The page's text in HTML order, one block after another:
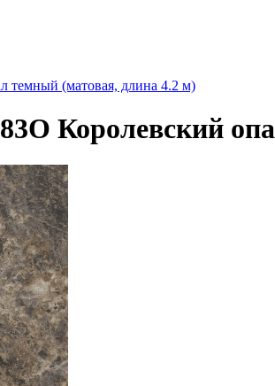
темный (матовая, длина 4.2 м)
Королевский